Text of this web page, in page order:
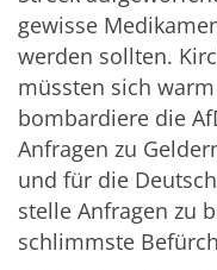
gewisse
werden sollten.
müssten sich
bombardiere die
Anfragen zu
und für die
stelle Anfragen zu
schlimmste